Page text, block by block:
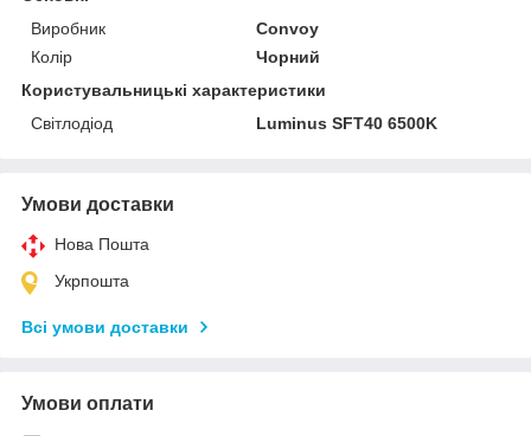
Виробник
Convoy
Колір
Чорний
Користувальницькі характеристики
Світлодіод
Luminus SFT40 6500K
Умови доставки
Нова Пошта
Укрпошта
Всі умови доставки
Умови оплати